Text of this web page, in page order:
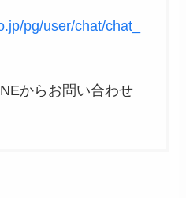
pg/user/chat/chat_
からお問い合わせ